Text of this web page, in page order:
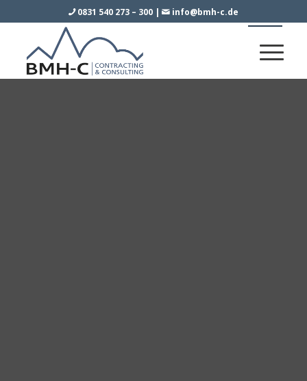
0831 540 273 – 300| info@bmh-c.de